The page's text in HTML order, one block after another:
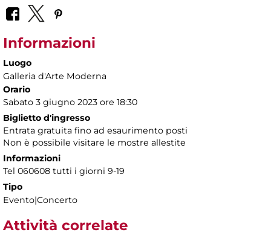
Informazioni
Luogo
Galleria d'Arte Moderna
Orario
Sabato 3 giugno 2023 ore 18:30
Biglietto d'ingresso
Entrata gratuita fino ad esaurimento posti
Non è possibile visitare le mostre allestite
Informazioni
Tel 060608 tutti i giorni 9-19
Tipo
Evento|Concerto
Attività correlate